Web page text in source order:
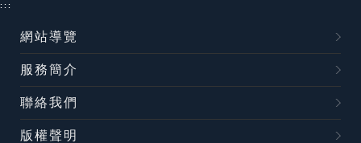
:::
網站導覽
服務簡介
聯絡我們
版權聲明